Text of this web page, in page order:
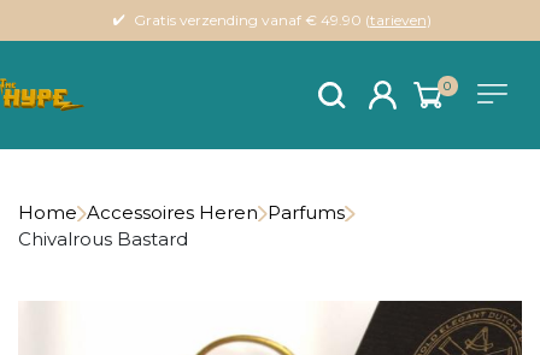
Gratis verzending vanaf € 49.90 (tarieven)
0
Home Accessoires Heren Parfums
Chivalrous Bastard